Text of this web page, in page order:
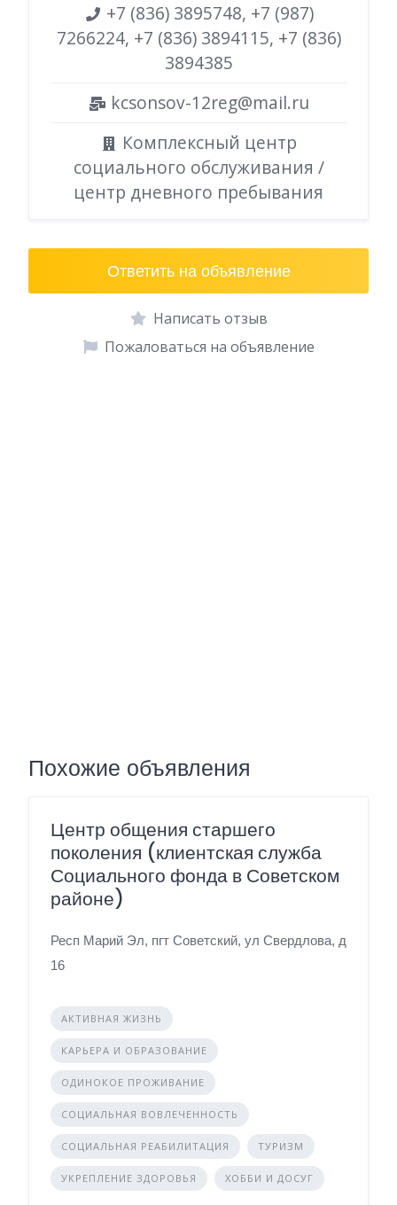
+7 (836) 3895748, +7 (987)
7266224, +7 (836) 3894115, +7 (836)
3894385
kcsonsov-12reg@mail.ru
Комплексный центр
социального обслуживания /
центр дневного пребывания
Ответить на объявление
Написать отзыв
Пожаловаться на объявление
Похожие объявления
Центр общения старшего
поколения (клиентская служба
Социального фонда в Советском
районе)
Респ Марий Эл, пгт Советский, ул Свердлова, д
16
АКТИВНАЯ ЖИЗНЬ
КАРЬЕРА И ОБРАЗОВАНИЕ
ОДИНОКОЕ ПРОЖИВАНИЕ
СОЦИАЛЬНАЯ ВОВЛЕЧЕННОСТЬ
СОЦИАЛЬНАЯ РЕАБИЛИТАЦИЯ ТУРИЗМ
УКРЕПЛЕНИЕ ЗДОРОВЬЯ ХОББИ И ДОСУГ